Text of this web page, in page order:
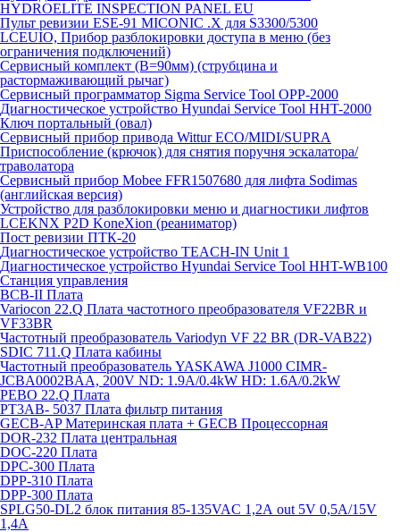
HYDROELITE INSPECTION PANEL EU
Пульт ревизии ESE-91 MICONIC .X для S3300/5300
LCEUIO, Прибор разблокировки доступа в меню (без
ограничения подключений)
Сервисный комплект (В=90мм) (струбцина и
растормаживающий рычаг)
Сервисный программатор Sigma Service Tool OPP-2000
Диагностическое устройство Hyundai Service Tool HHT-2000
Ключ портальный (овал)
Сервисный прибор привода Wittur ECO/MIDI/SUPRA
Приспособление (крючок) для снятия поручня эскалатора/
траволатора
Сервисный прибор Mobee FFR1507680 для лифта Sodimas
(английская версия)
Устройство для разблокировки меню и диагностики лифтов
LCEKNX P2D KoneXion (реаниматор)
Пост ревизии ПТК-20
Диагностическое устройство TEACH-IN Unit 1
Диагностическое устройство Hyundai Service Tool HHT-WB100
Станция управления
BCB-II Плата
Variocon 22.Q Плата частотного преобразователя VF22BR и
VF33BR
Частотный преобразователь Variodyn VF 22 BR (DR-VAB22)
SDIC 711.Q Плата кабины
Частотный преобразователь YASKAWA J1000 CIMR-
JCBA0002BAA, 200V ND: 1.9A/0.4kW HD: 1.6A/0.2kW
PEBO 22.Q Плата
РТ3АВ- 5037 Плата фильтр питания
GECB-AP Материнская плата + GECB Процессорная
DOR-232 Плата центральная
DOC-220 Плата
DPC-300 Плата
DPP-310 Плата
DPP-300 Плата
SPLG50-DL2 блок питания 85-135VAC 1,2А out 5V 0,5А/15V
1,4А